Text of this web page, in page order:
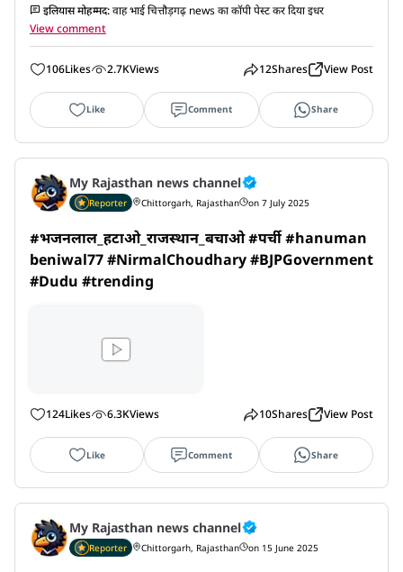
इलियास मोहम्मद:वाह भाई चित्तौड़गढ़ news का कॉपी पेस्ट कर दिया इधर
View comment
106Likes 2.7KViews 12Shares View Post
Like Comment Share
My Rajasthan news channel
Reporter Chittorgarh, Rajasthan on 7 July 2025
#भजनलाल_हटाओ_राजस्थान_बचाओ #पर्ची #hanuman
beniwal77 #NirmalChoudhary #BJPGovernment
#Dudu #trending
124Likes 6.3KViews 10Shares View Post
Like Comment Share
My Rajasthan news channel
Reporter Chittorgarh, Rajasthan on 15 June 2025